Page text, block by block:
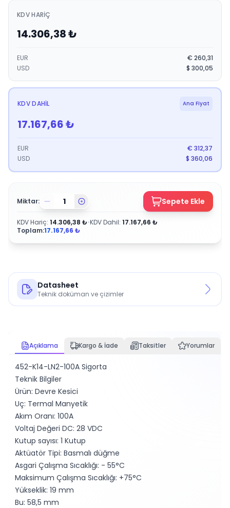
KDV HARIÇ
14.306,38₺
EUR € 260,31
USD
$ 300,05
KDV DAHIL Ana Fiyat
17.167,66₺
EUR € 312,37
USD
$ 360,06
Miktar: Sepete Ekle
KDV Hariç: 14.306,38 ₺•KDV Dahil: 17.167,66 ₺
Toplam:17.167,66 ₺
Datasheet
Teknik doküman ve çizimler
Açıklama Kargo & İade Taksitler Yorumlar
452-K14-LN2-100A Sigorta
Teknik Bilgiler
Ürün: Devre Kesici
Uç: Termal Manyetik
Akım Oranı: 100A
Voltaj Değeri DC: 28 VDC
Kutup sayısı: 1 Kutup
Aktüatör Tipi: Basmalı düğme
Asgari Çalışma Sıcaklığı: - 55°C
Maksimum Çalışma Sıcaklığı: +75°C
Yükseklik: 19 mm
Bu: 58,5 mm